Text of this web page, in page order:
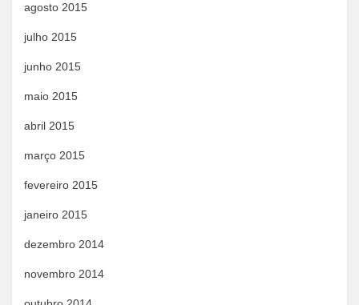
agosto 2015
julho 2015
junho 2015
maio 2015
abril 2015
março 2015
fevereiro 2015
janeiro 2015
dezembro 2014
novembro 2014